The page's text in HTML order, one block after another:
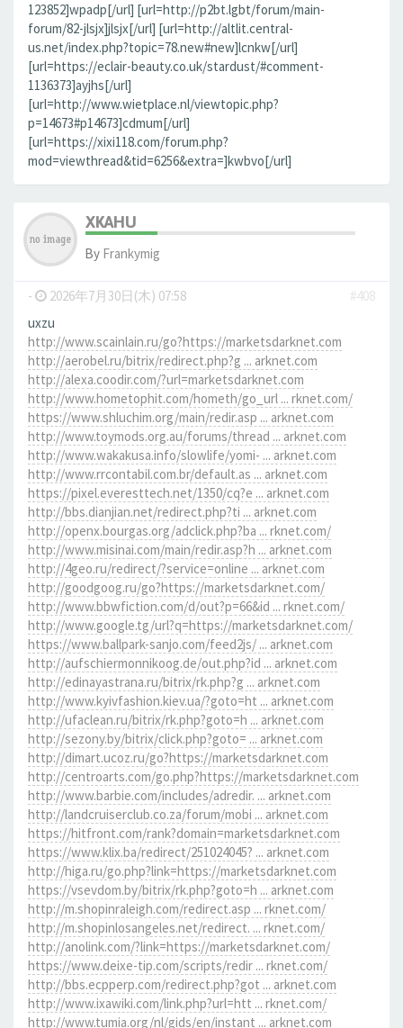
123852]wpadp[/url] [url=http://p2bt.lgbt/forum/main-
forum/82-jlsjx]jlsjx[/url] [url=http://altlit.central-
us.net/index.php?topic=78.new#new]lcnkw[/url]
[url=https://eclair-beauty.co.uk/stardust/#comment-
1136373]ayjhs[/url]
[url=http://www.wietplace.nl/viewtopic.php?
p=14673#p14673]cdmum[/url]
[url=https://xixi118.com/forum.php?
mod=viewthread&tid=6256&extra=]kwbvo[/url]
XKAHU
By Frankymig
- 2026年7月30日(木) 07:58
#408
uxzu
http://www.scainlain.ru/go?https://marketsdarknet.com
http://aerobel.ru/bitrix/redirect.php?g ... arknet.com
http://alexa.coodir.com/?url=marketsdarknet.com
http://www.hometophit.com/hometh/go_url ... rknet.com/
https://www.shluchim.org/main/redir.asp ... arknet.com
http://www.toymods.org.au/forums/thread ... arknet.com
http://www.wakakusa.info/slowlife/yomi- ... arknet.com
http://www.rrcontabil.com.br/default.as ... arknet.com
https://pixel.everesttech.net/1350/cq?e ... arknet.com
http://bbs.dianjian.net/redirect.php?ti ... arknet.com
http://openx.bourgas.org/adclick.php?ba ... rknet.com/
http://www.misinai.com/main/redir.asp?h ... arknet.com
http://4geo.ru/redirect/?service=online ... arknet.com
http://goodgoog.ru/go?https://marketsdarknet.com/
http://www.bbwfiction.com/d/out?p=66&id ... rknet.com/
http://www.google.tg/url?q=https://marketsdarknet.com/
https://www.ballpark-sanjo.com/feed2js/ ... arknet.com
http://aufschiermonnikoog.de/out.php?id ... arknet.com
http://edinayastrana.ru/bitrix/rk.php?g ... arknet.com
http://www.kyivfashion.kiev.ua/?goto=ht ... arknet.com
http://ufaclean.ru/bitrix/rk.php?goto=h ... arknet.com
http://sezony.by/bitrix/click.php?goto= ... arknet.com
http://dimart.ucoz.ru/go?https://marketsdarknet.com
http://centroarts.com/go.php?https://marketsdarknet.com
http://www.barbie.com/includes/adredir. ... arknet.com
http://landcruiserclub.co.za/forum/mobi ... arknet.com
https://hitfront.com/rank?domain=marketsdarknet.com
https://www.klix.ba/redirect/251024045? ... arknet.com
http://higa.ru/go.php?link=https://marketsdarknet.com
https://vsevdom.by/bitrix/rk.php?goto=h ... arknet.com
http://m.shopinraleigh.com/redirect.asp ... rknet.com/
http://m.shopinlosangeles.net/redirect. ... rknet.com/
http://anolink.com/?link=https://marketsdarknet.com/
https://www.deixe-tip.com/scripts/redir ... rknet.com/
http://bbs.ecpperp.com/redirect.php?got ... arknet.com
http://www.ixawiki.com/link.php?url=htt ... rknet.com/
http://www.tumia.org/nl/gids/en/instant ... arknet.com